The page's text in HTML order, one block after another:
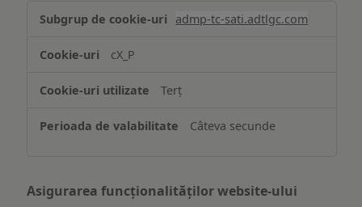
Stocarea
și/sau
accesarea
informațiilor
pe
dispozitiv
admp-tc-sati.adtlgc.com
cX_P
Terț
Câteva secunde
Asigurarea funcționalităților website-ului